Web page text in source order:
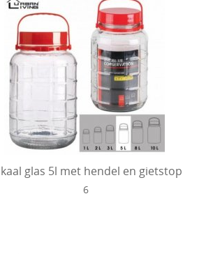
glas 5l met hendel en gietstop
6